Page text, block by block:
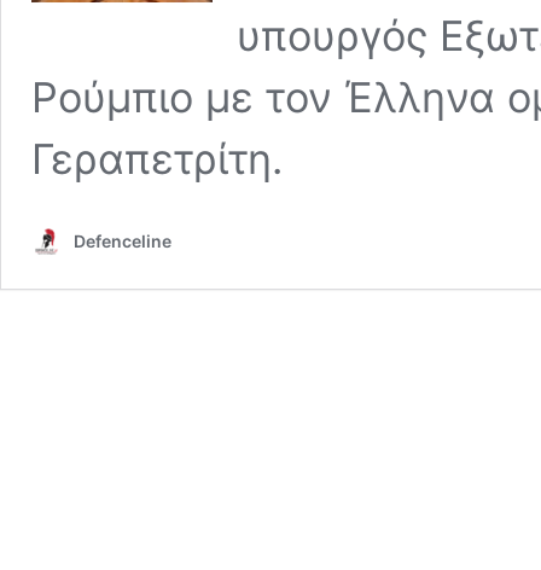
υπουργός
Ρούμπιο με τον Έλληνα
Γεραπετρίτη.
Defenceline